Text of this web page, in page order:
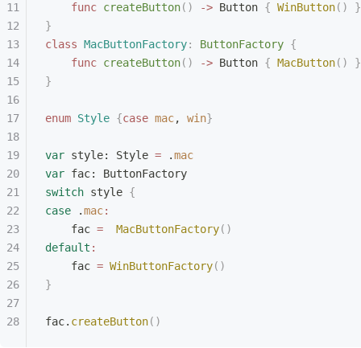
    func
createButton() -> Button { WinButton()
}
}
class MacButtonFactory: ButtonFactory {
    func
createButton() -> Button { MacButton()
}
}
enum Style {case mac, win}
var style: Style = .mac
var fac: ButtonFactory
switch style {
case .mac:
    fac
=
  MacButtonFactory
()
default :
    fac
= WinButtonFactory()
}
fac. createButton()